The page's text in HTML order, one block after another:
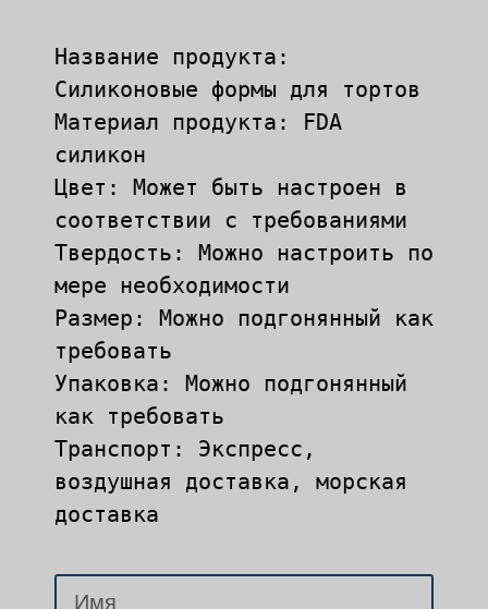
Название продукта:
Силиконовые формы для тортов
Материал продукта: FDA
силикон
Цвет: Может быть настроен в
соответствии с требованиями
Твердость: Можно настроить по
мере необходимости
Размер: Можно подгонянный как
требовать
Упаковка: Можно подгонянный
как требовать
Транспорт: Экспресс,
воздушная доставка, морская
доставка